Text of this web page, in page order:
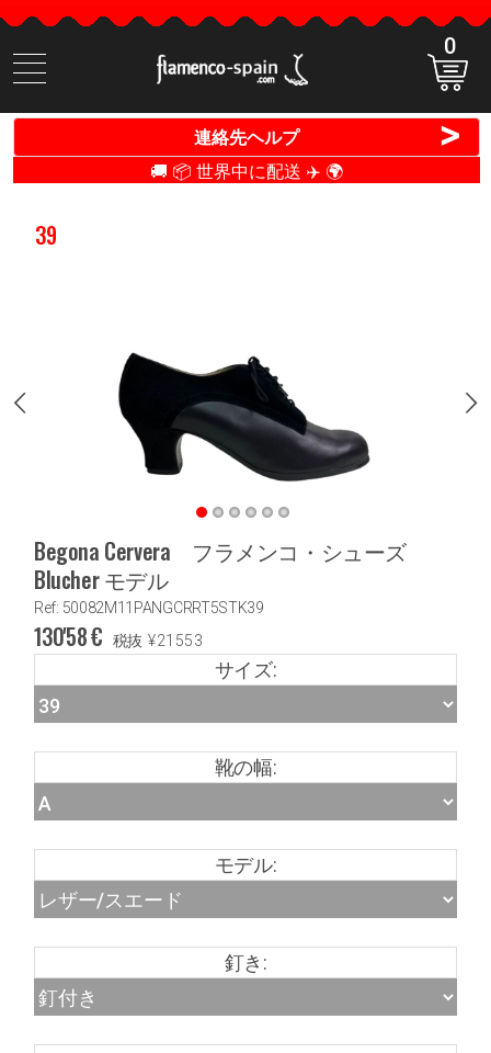
商
品
検
0
連絡先ヘルプ >
🚚 📦 世界中に配送 ✈️ 🌍
39
Begona Cervera フラメンコ・シューズ
Blucher モデル
Ref: 50082M11PANGCRRT5STK39
130'58€ 税抜 ¥21553
サイズ:
靴の幅:
モデル:
釘き: